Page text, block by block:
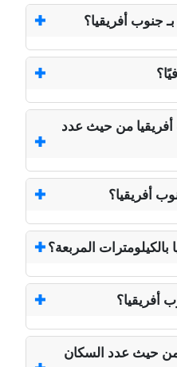
جنوب أفريقيا؟
من حيث عدد
أفريقيا؟
المربعة؟
أفريقيا؟
من حيث عدد السكان